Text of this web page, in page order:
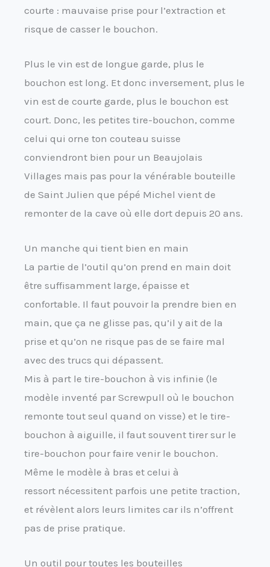
courte : mauvaise prise pour l’extraction et
risque de casser le bouchon.
Plus le vin est de longue garde, plus le
bouchon est long. Et donc inversement, plus le
vin est de courte garde, plus le bouchon est
court. Donc, les petites tire-bouchon, comme
celui qui orne ton couteau suisse
conviendront bien pour un Beaujolais
Villages mais pas pour la vénérable bouteille
de Saint Julien que pépé Michel vient de
remonter de la cave où elle dort depuis 20 ans.
Un manche qui tient bien en main
La partie de l’outil qu’on prend en main doit
être suffisamment large, épaisse et
confortable. Il faut pouvoir la prendre bien en
main, que ça ne glisse pas, qu’il y ait de la
prise et qu’on ne risque pas de se faire mal
avec des trucs qui dépassent.
Mis à part le tire-bouchon à vis infinie (le
modèle inventé par Screwpull où le bouchon
remonte tout seul quand on visse) et le tire-
bouchon à aiguille, il faut souvent tirer sur le
tire-bouchon pour faire venir le bouchon.
Même le modèle à bras et celui à
ressort nécessitent parfois une petite traction,
et révèlent alors leurs limites car ils n’offrent
pas de prise pratique.
Un outil pour toutes les bouteilles